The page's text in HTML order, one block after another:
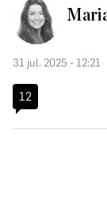
31 jul. 2025 - 12:21
12